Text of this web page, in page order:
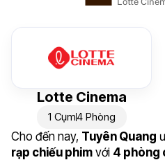
Lotte Cinema
1 Cụm4 Phòng
Cho đến nay, Tuyên Quang
rạp chiếu phim với 4 phòng